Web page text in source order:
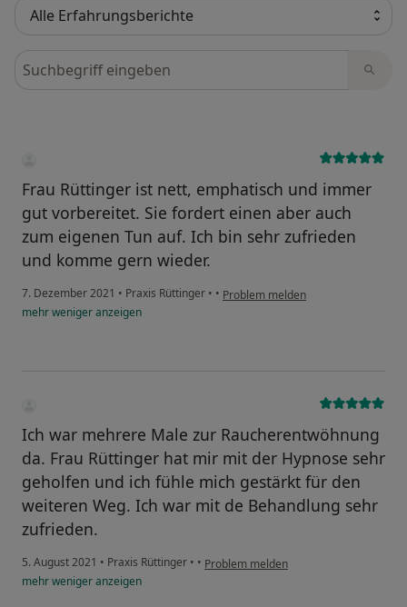
Bewertungen durchsuchen
Frau Rüttinger ist nett, emphatisch und immer
gut vorbereitet. Sie fordert einen aber auch
zum eigenen Tun auf. Ich bin sehr zufrieden
und komme gern wieder.
7. Dezember 2021 • Praxis Rüttinger • • Problem melden
mehrwenigeranzeigen
Ich war mehrere Male zur Raucherentwöhnung
da. Frau Rüttinger hat mir mit der Hypnose sehr
geholfen und ich fühle mich gestärkt für den
weiteren Weg. Ich war mit de Behandlung sehr
zufrieden.
5. August 2021 • Praxis Rüttinger • • Problem melden
mehrwenigeranzeigen